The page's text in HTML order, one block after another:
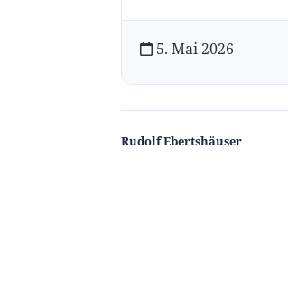
5. Mai 2026
Rudolf Ebertshäuser